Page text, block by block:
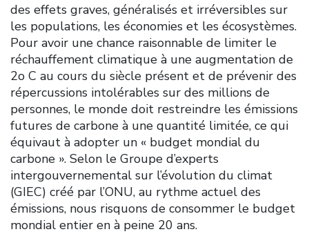
des effets graves, généralisés et irréversibles sur
les populations, les économies et les écosystèmes.
Pour avoir une chance raisonnable de limiter le
réchauffement climatique à une augmentation de
2o C au cours du siècle présent et de prévenir des
répercussions intolérables sur des millions de
personnes, le monde doit restreindre les émissions
futures de carbone à une quantité limitée, ce qui
équivaut à adopter un « budget mondial du
carbone ». Selon le Groupe d’experts
intergouvernemental sur l’évolution du climat
(GIEC) créé par l’ONU, au rythme actuel des
émissions, nous risquons de consommer le budget
mondial entier en à peine 20 ans.